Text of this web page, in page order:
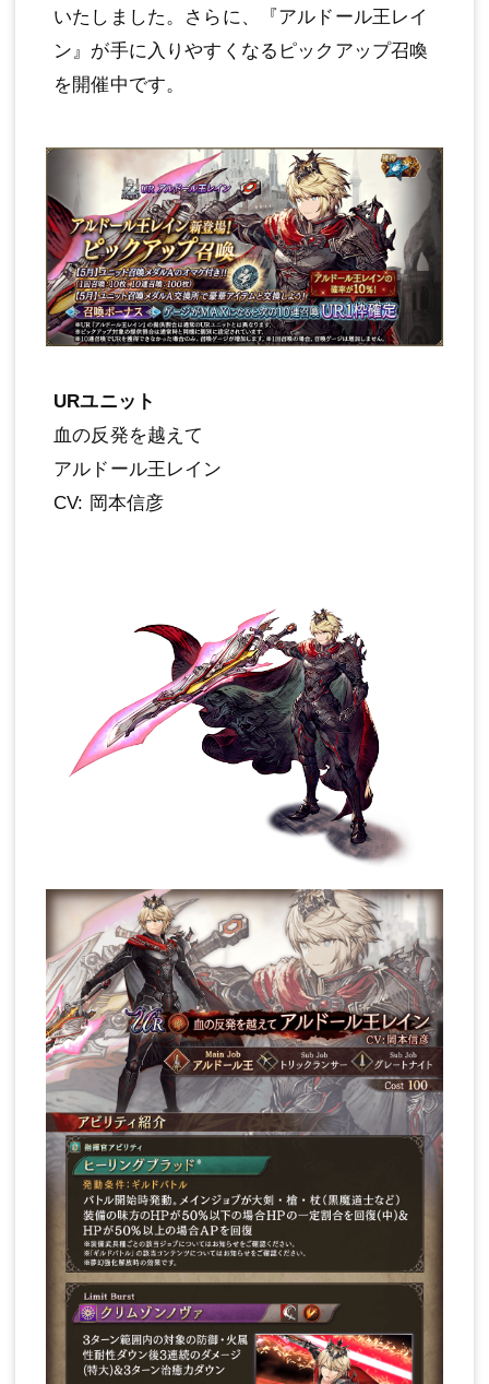
いたしました。さらに、『アルドール王レイ
ン』が手に入りやすくなるピックアップ召喚
を開催中です。
URユニット
血の反発を越えて
アルドール王レイン
CV: 岡本信彦